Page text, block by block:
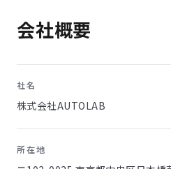
会社概要
社名
株式会社AUTOLAB
所在地